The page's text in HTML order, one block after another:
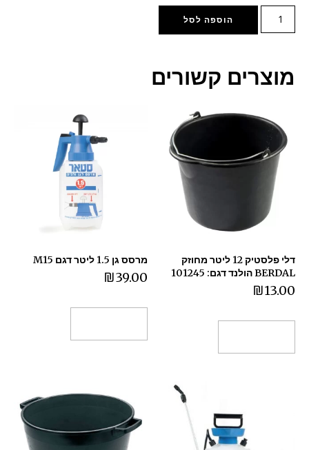
הוספה לסל
מוצרים קשורים
דלי פלסטיק 12 ליטר מחוזק
BERDAL הולנד דגם: 101245
₪13.00
מרסס גן 1.5 ליטר דגם M15
₪39.00